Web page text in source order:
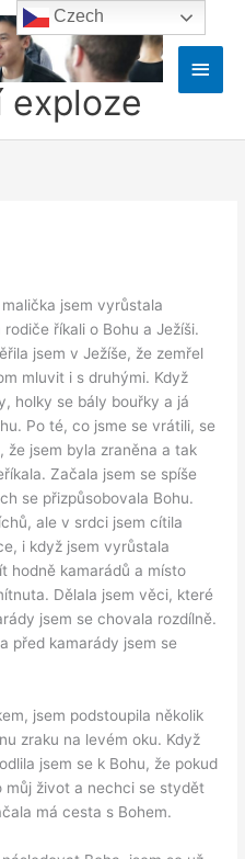
exploze
jsem vyrůstala
říkali o Bohu a Ježíši.
jsem v Ježíše, že zemřel
mluvit i s druhými. Když
holky se bály bouřky a já
Po té, co jsme se vrátili, se
že jsem byla zraněna a tak
Začala jsem se spíše
se přizpůsobovala Bohu.
ale v srdci jsem cítila
i když jsem vyrůstala
hodně kamarádů a místo
Dělala jsem věci, které
jsem se chovala rozdílně.
před kamarády jsem se
jsem podstoupila několik
zraku na levém oku. Když
jsem se k Bohu, že pokud
můj život a nechci se stydět
má cesta s Bohem.
Czech